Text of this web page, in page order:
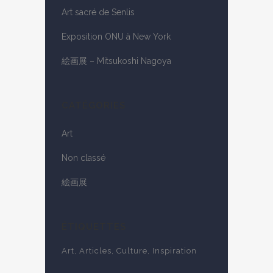
Art sacré de Senlis
Exposition ONU à New York
絵画展 – Mitsukoshi Nagoya
Art
Non classé
絵画展
Art Articles Culture Inspiration